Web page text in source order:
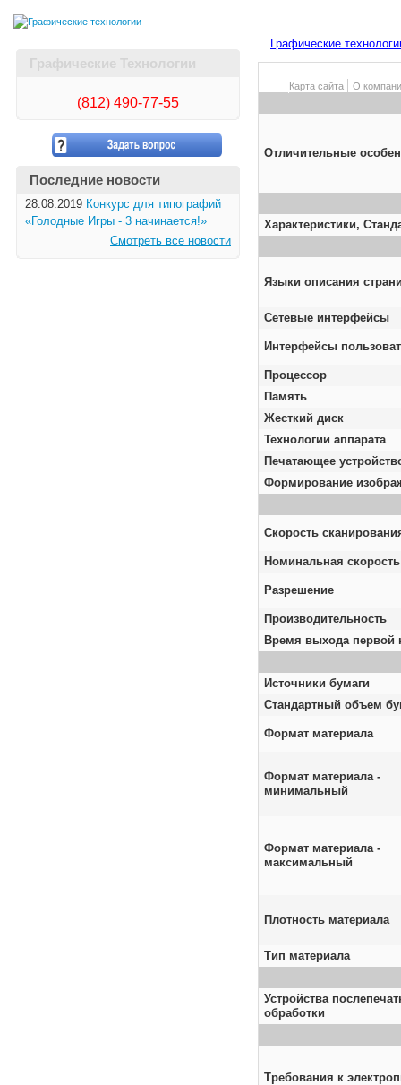
Карта сайта О
Графические Технологии
(812) 490-77-55
Последние новости
28.08.2019 Конкурс для типографий
«Голодные Игры - 3 начинается!»
Смотреть все новости
Графические
Отличительные
Характеристики,
Языки описания
Сетевые интерфейсы
Интерфейсы
Процессор
Память
Жесткий диск
Технологии аппарата
Печатающее
Формирование
Скорость
Номинальная скорость
Разрешение
Производительность
Время выхода первой
Источники бумаги
Стандартный объем
Формат материала
Формат материала -
минимальный
Формат материала -
максимальный
Плотность материала
Тип материала
Устройства
обработки
Требования к